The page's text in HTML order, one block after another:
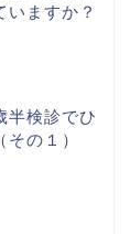
いますか？
半検診でひ
の１）